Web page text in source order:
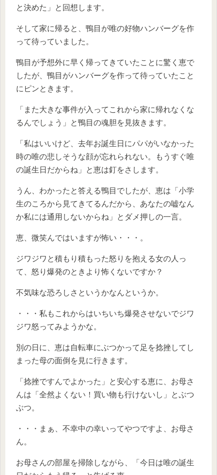
と決めた」と回想します。
そして家に帰ると、鴨目が唯の好物ハンバーグを作
って待っていました。
鴨目が予想外に早く帰ってきていたことに驚く恵で
したが、鴨目がハンバーグを作って待っていたこと
にピンときます。
「また大きな事件が入ってこれから家に帰れなくな
るんでしょう」と鴨目の魂胆を見抜きます。
「私はいいけど、去年お誕生日にパパがいなかった
時の唯の悲しそうな顔が忘れられない。もうすぐ唯
の誕生日だからね」と恵は釘をさします。
うん、わかったと答える鴨目でしたが、恵は「小学
生のころから見てきてるんだから、あなたの嘘なん
か私には通用しないからね」とダメ押しの一言。
恵、微笑んではいますが怖い・・・。
ジワジワと積もり積もった怒りを抱える女の人っ
て、怒り爆発のときより怖くないですか？
不気味な恐ろしさというかなんというか。
・・・私もこれからはいちいち爆発させないでジワ
ジワ怒ってみようかな。
別の日に、恵は自転車にぶつかって足を捻挫してし
まった母の面倒を見に行きます。
「捻挫ですんでよかった」と安心する恵に、お母さ
んは「全然よくない！買い物も行けないし」とぶつ
ぶつ。
・・・まぁ、不幸中の幸いってやつですよ、お母さ
ん。
お母さんの部屋を掃除しながら、「今日は唯の誕生